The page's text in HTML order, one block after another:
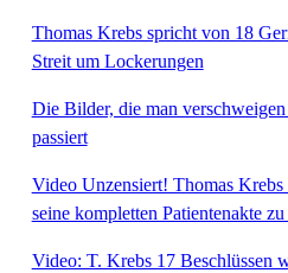
Thomas Krebs spricht von 18
Streit um Lockerungen
Die Bilder, die man
passiert
Video Unzensiert! Thomas Krebs
seine kompletten Patientenakte
Video: T. Krebs 17 Beschlüssen